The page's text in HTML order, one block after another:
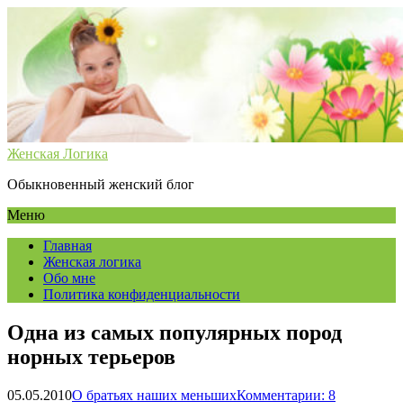
Женская Логика
Обыкновенный женский блог
Меню
Главная
Женская логика
Обо мне
Политика конфиденциальности
Одна из самых популярных пород
норных терьеров
05.05.2010О братьях наших меньшихКомментарии: 8